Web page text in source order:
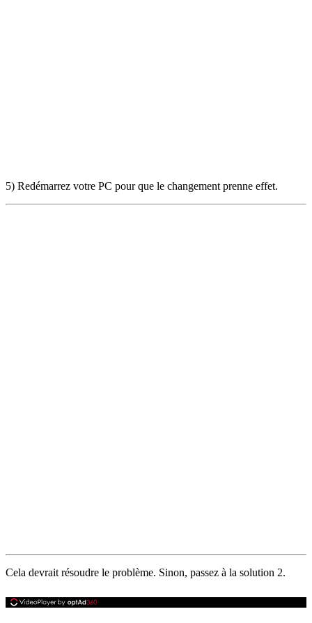
5) Redémarrez votre PC pour que le changement prenne effet.
Cela devrait résoudre le problème. Sinon, passez à la solution 2.